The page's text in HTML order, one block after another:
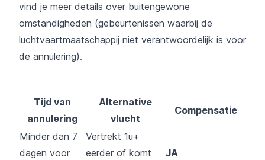
vind je meer details over buitengewone
omstandigheden (gebeurtenissen waarbij de
luchtvaartmaatschappij niet verantwoordelijk is voor
de annulering).
Tijd van
annulering
Alternative
vlucht
Compensatie
Minder dan 7
dagen voor
Vertrekt 1u+
eerder of komt
JA